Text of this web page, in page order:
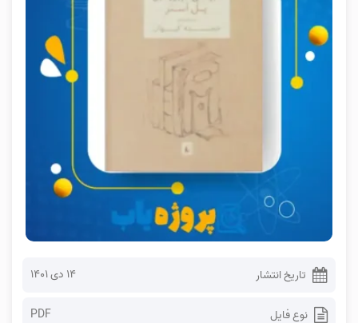
تاریخ انتشار ۱۴ دی ۱۴۰۱
نوع فایل PDF